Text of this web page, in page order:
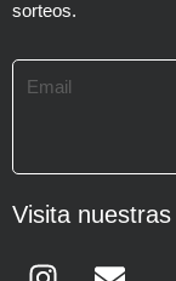
sorteos.
Visita
Instagram